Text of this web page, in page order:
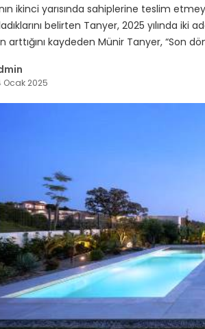
ikinci yarısında sahiplerine teslim
belirten Tanyer, 2025 yılında iki
arttığını kaydeden Münir Tanyer, “Son
Ocak 2025